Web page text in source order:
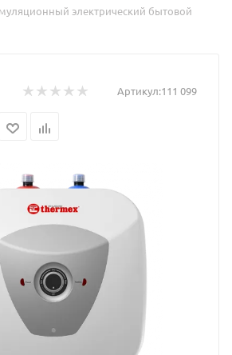
электрический бытовой
Артикул:111 099